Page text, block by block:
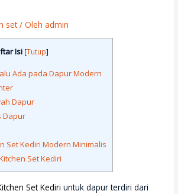
set/ Oleh admin
Isi [Tutup]
Ada pada Dapur Modern
Dapur
Dapur
Set Kediri Modern Minimalis
Set Kediri
Set Kediri untuk dapur terdiri dari